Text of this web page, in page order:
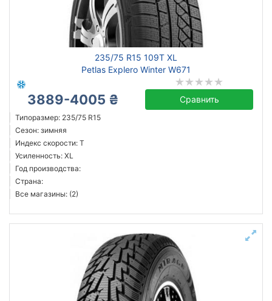
235/75 R15 109T XL
Petlas Explero Winter W671
3889-4005 ₴ Сравнить
Типоразмер: 235/75 R15
Сезон: зимняя
Индекс скорости: T
Усиленность: XL
Год производства:
Страна:
Все магазины: (2)